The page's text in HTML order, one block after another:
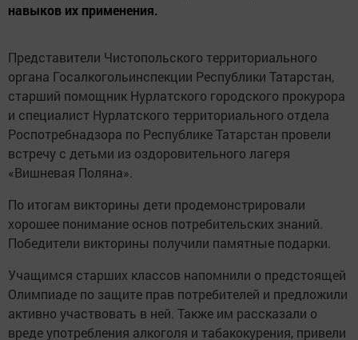
навыков их применения.
Представители Чистопольского территориального
органа Госалкогольинспекции Республики Татарстан,
старший помощник Нурлатского городского прокурора
и специалист Нурлатского территориального отдела
Роспотребнадзора по Республике Татарстан провели
встречу с детьми из оздоровительного лагеря
«Вишневая Поляна».
По итогам викторины дети продемонстрировали
хорошее понимание основ потребительских знаний.
Победители викторины получили памятные подарки.
Учащимся старших классов напомнили о предстоящей
Олимпиаде по защите прав потребителей и предложили
активно участвовать в ней. Также им рассказали о
вреде употребления алкоголя и табакокурения, привели